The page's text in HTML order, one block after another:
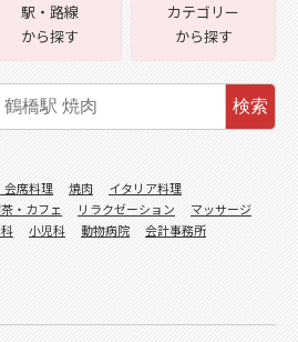
駅・路線
から探す
カテゴリー
から探す
検索
会席料理 焼肉
イタリア料理
・カフェ リラクゼーション
マッサージ
小児科 動物病院
会計事務所